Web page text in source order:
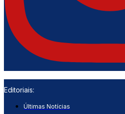
Editoriais:
Últimas Notícias